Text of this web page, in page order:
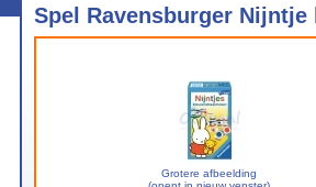
Spel Ravensburger
Grotere afbeelding